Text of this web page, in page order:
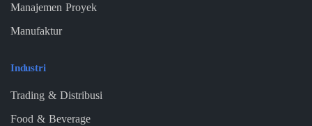
Manajemen Proyek
Manufaktur
Industri
Trading & Distribusi
Food & Beverage